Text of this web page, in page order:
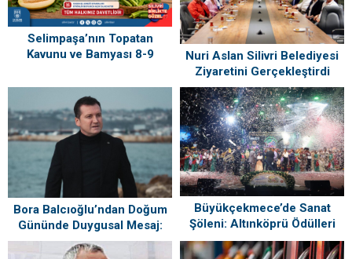
Selimpaşa’nın Topatan
Kavunu ve Bamyası 8-9
Buluşuyor
Nuri Aslan Silivri Belediyesi
Ziyaretini Gerçekleştirdi
Bora Balcıoğlu’ndan Doğum
Gününde Duygusal Mesaj:
“Silivri’mi Çok Özlüyorum”
Büyükçekmece’de Sanat
Şöleni: Altınköprü Ödülleri
Sahiplerini Buldu!